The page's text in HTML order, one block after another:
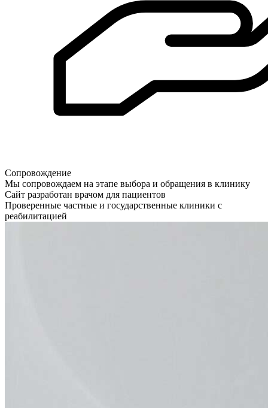
Сопровождение
Мы сопровождаем на этапе выбора и обращения в клинику
Сайт разработан врачом для пациентов
Проверенные частные и государственные клиники с
реабилитацией